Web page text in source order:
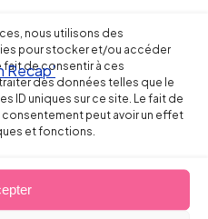
nous utilisons des
pour stocker et/ou accéder
fait de consentir à ces
des données telles que le
ID uniques sur ce site. Le fait de
peut avoir un effet
et fonctions.
Recap’